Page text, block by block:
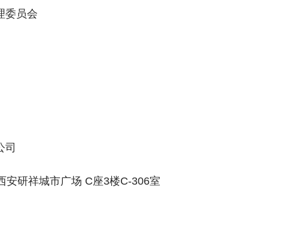
委员会
安研祥城市广场 C座3楼C-306室